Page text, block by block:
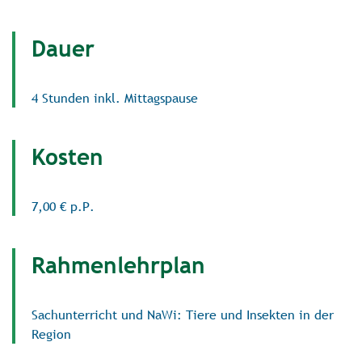
Dauer
4 Stunden inkl. Mittagspause
Kosten
7,00 € p.P.
Rahmenlehrplan
Sachunterricht und NaWi: Tiere und Insekten in der
Region